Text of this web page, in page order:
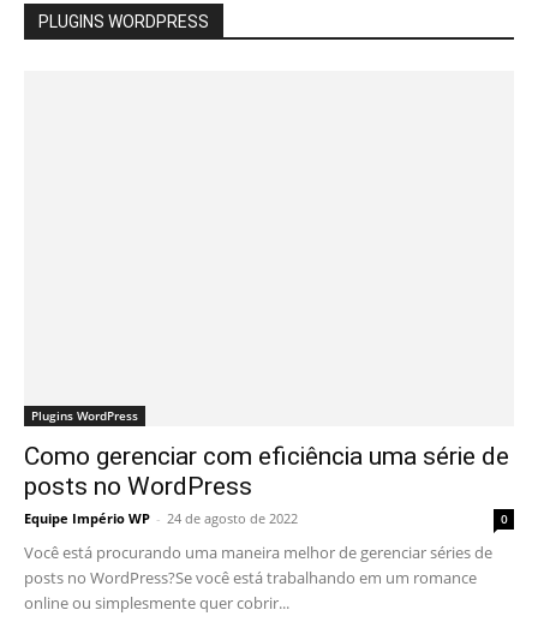
PLUGINS WORDPRESS
Plugins WordPress
Como gerenciar com eficiência uma série de
posts no WordPress
Equipe Império WP - 24 de agosto de 2022 0
Você está procurando uma maneira melhor de gerenciar séries de
posts no WordPress?Se você está trabalhando em um romance
online ou simplesmente quer cobrir...